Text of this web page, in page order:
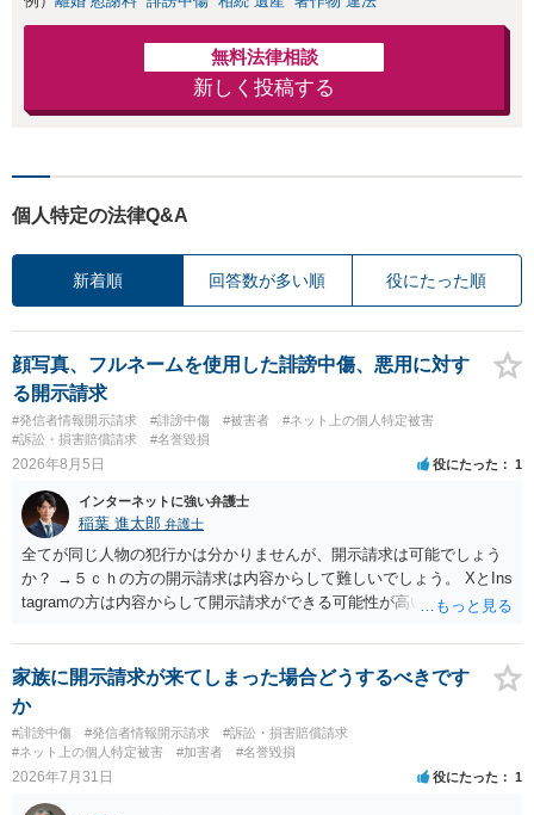
【初回面談無料】
無料法律相談
新しく投稿する
個人特定の法律Q&A
新着順 回答数が多い順 役にたった順
顔写真、フルネームを使用した誹謗中傷、悪用に対す
る開示請求
#発信者情報開示請求 #誹謗中傷 #被害者
#ネット上の個人特定被害
#訴訟・損害賠償請求
#名誉毀損
2026年8月5日 役にたった 1
インターネットに強い弁護士
稲葉 進太郎 弁護士
全てが同じ人物の犯行かは分かりませんが、開示請求は可能でしょう
か？ →５ｃｈの方の開示請求は内容からして難しいでしょう。 XとIns
tagramの方は内容からして開示請求ができる可能性が高いでしょう。
いでしょう。７月中にアカウントが削除されている場合、今から進め
ても失敗する可能性が高いように思われます。 相手を特定できた場
合、相手に全ての弁護士費用を負担させることは可能でしょうか？ →
訴訟外の交渉で相手方が認めれば負担させることができるでしょう。
訴訟で判決となった場合は、実際の弁護士費用が認められる場合と認
められない場合があり何ともいえないところでしょう。
家族に開示請求が来てしまった場合どうするべきです
か
#誹謗中傷 #発信者情報開示請求
#訴訟・損害賠償請求
#ネット上の個人特定被害
#加害者 #名誉毀損
2026年7月31日 役にたった 1